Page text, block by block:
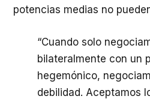
potencias medias no
“Cuando solo
bilateralmente con un
hegemónico,
debilidad. Aceptamos